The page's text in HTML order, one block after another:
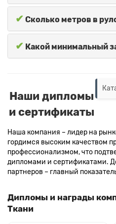
✔ Сколько метров в
✔ Какой минимальный
Наши дипломы
и сертификаты
Наша компания – лидер на
гордимся высоким качеством
профессионализмом, что
дипломами и сертификатами.
партнеров – главный
Дипломы и награды
Ткани